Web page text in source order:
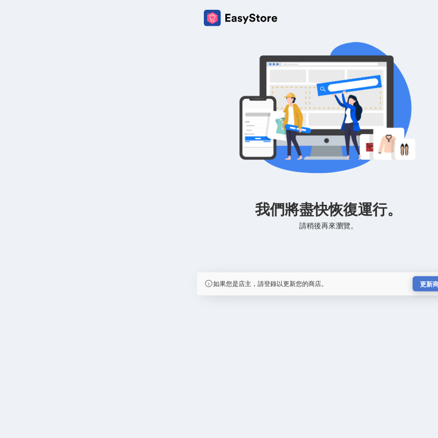
我們將盡快恢復運行。
請稍後再來瀏覽。
如果您是店主，請登錄以更新您的商店。 更新